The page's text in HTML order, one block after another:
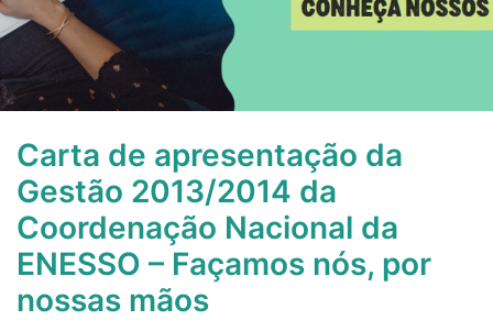
Carta de apresentação da
Gestão 2013/2014 da
Coordenação Nacional da
ENESSO – Façamos nós, por
nossas mãos